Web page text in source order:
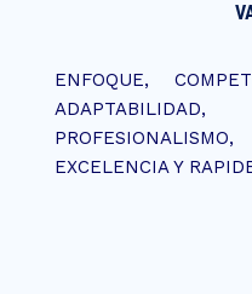
ENFOQUE,
EXCELENCIA Y